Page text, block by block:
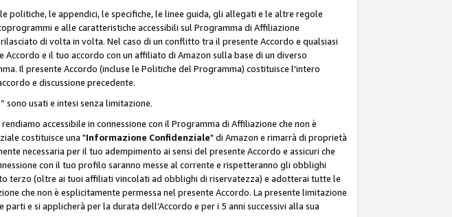
le appendici, le specifiche, le linee guida, gli allegati e le altre regole
e alle caratteristiche accessibili sul Programma di Affiliazione
di volta in volta. Nel caso di un conflitto tra il presente Accordo e qualsiasi
e il tuo accordo con un affiliato di Amazon sulla base di un diverso
Il presente Accordo (incluse le Politiche del Programma) costituisce l'intero
e discussione precedente.
sono usati e intesi senza limitazione.
accessibile in connessione con il Programma di Affiliazione che non è
costituisce una "Informazione Confidenziale" di Amazon e rimarrà di proprietà
necessaria per il tuo adempimento ai sensi del presente Accordo e assicuri che
con il tuo profilo saranno messe al corrente e rispetteranno gli obblighi
terzo (oltre ai tuoi affiliati vincolati ad obblighi di riservatezza) e adotterai tutte le
che non è esplicitamente permessa nel presente Accordo. La presente limitazione
e si applicherà per la durata dell’Accordo e per i 5 anni successivi alla sua